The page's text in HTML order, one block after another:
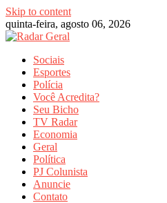
Skip to content
quinta-feira, agosto 06, 2026
Sociais
Esportes
Polícia
Você Acredita?
Seu Bicho
TV Radar
Economia
Geral
Política
PJ Colunista
Anuncie
Contato